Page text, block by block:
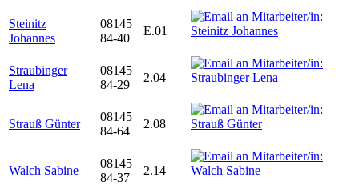
Steinitz
Johannes
08145
84-40
E.01
Straubinger
Lena
08145
84-29
2.04
Strauß Günter
08145
84-64
2.08
Walch Sabine
08145
84-37
2.14